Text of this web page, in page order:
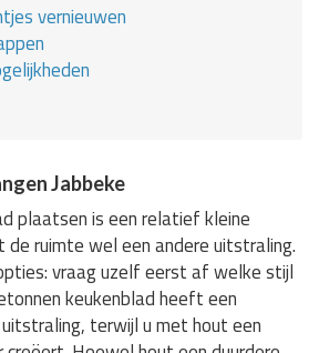
vernieuwen
Jabbeke
plaatsen is een relatief kleine
de ruimte wel een andere uitstraling.
vraag uzelf eerst af welke stijl
keukenblad heeft een
terwijl u met hout een